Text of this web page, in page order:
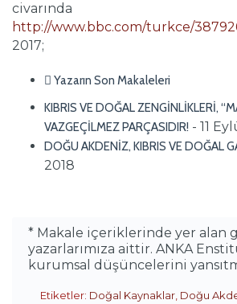
civarında
http://www.bbc.com/turkce/
2017;
Yazarın Son Makaleleri
KIBRIS VE DOĞAL ZENGİNLİKLERİ,
VAZGEÇİLMEZ PARÇASIDIR! - 11
DOĞU AKDENİZ, KIBRIS VE DOĞAL
2018
* Makale içeriklerinde yer alan
yazarlarımıza aittir. ANKA
kurumsal düşüncelerini
Etiketler: Doğal Kaynaklar, Doğu